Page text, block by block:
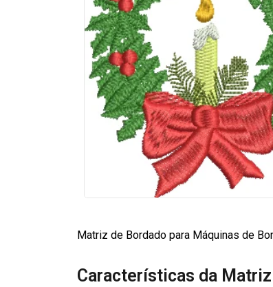
Matriz de Bordado para Máquinas de
Características da